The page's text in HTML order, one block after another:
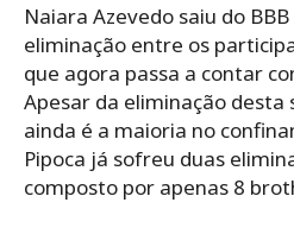
Naiara Azevedo saiu do
eliminação entre os
que agora passa a contar
Apesar da eliminação
ainda é a maioria no
Pipoca já sofreu duas
composto por apenas 8